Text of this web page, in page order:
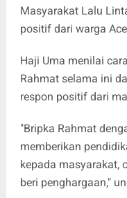
Masyarakat Lalu
positif dari warga
Haji Uma menilai
Rahmat selama ini
respon positif dari
"Bripka Rahmat
memberikan
kepada masyarakat,
beri penghargaan,"